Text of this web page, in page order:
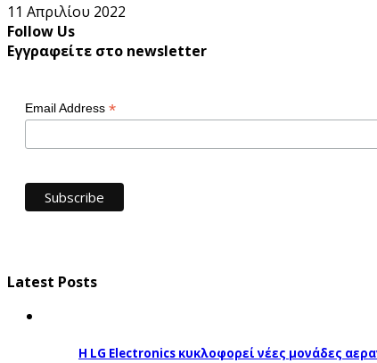
11 Απριλίου 2022
Follow Us
Εγγραφείτε στο newsletter
Email Address *
Latest Posts
Η LG Electronics κυκλοφορεί νέες μονάδες